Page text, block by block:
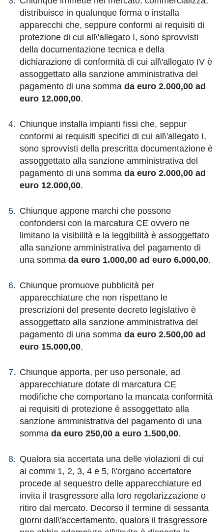
distribuisce in qualunque forma o installa
apparecchi che, seppure conformi ai requisiti di
protezione di cui all\'allegato I, sono sprovvisti
della documentazione tecnica e della
dichiarazione di conformità di cui all\'allegato IV è
assoggettato alla sanzione amministrativa del
pagamento di una somma da euro 2.000,00 ad
euro 12.000,00.
Chiunque installa impianti fissi che, seppur
conformi ai requisiti specifici di cui all\'allegato I,
sono sprovvisti della prescritta documentazione è
assoggettato alla sanzione amministrativa del
pagamento di una somma da euro 2.000,00 ad
euro 12.000,00.
Chiunque appone marchi che possono
confondersi con la marcatura CE ovvero ne
limitano la visibilità e la leggibilità è assoggettato
alla sanzione amministrativa del pagamento di
una somma da euro 1.000,00 ad euro 6.000,00.
Chiunque promuove pubblicità per
apparecchiature che non rispettano le
prescrizioni del presente decreto legislativo è
assoggettato alla sanzione amministrativa del
pagamento di una somma da euro 2.500,00 ad
euro 15.000,00.
Chiunque apporta, per uso personale, ad
apparecchiature dotate di marcatura CE
modifiche che comportano la mancata conformità
ai requisiti di protezione è assoggettato alla
sanzione amministrativa del pagamento di una
somma da euro 250,00 a euro 1.500,00.
Qualora sia accertata una delle violazioni di cui
ai commi 1, 2, 3, 4 e 5, l\'organo accertatore
procede al sequestro delle apparecchiature ed
invita il trasgressore alla loro regolarizzazione o
ritiro dal mercato. Decorso il termine di sessanta
giorni dall\'accertamento, qualora il trasgressore